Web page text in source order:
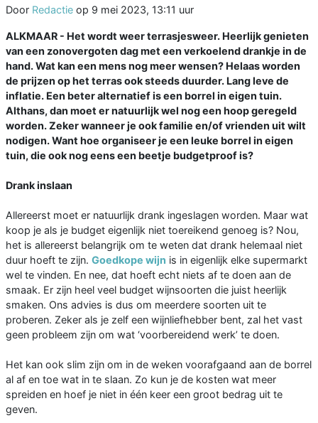
Door Redactie op 9 mei 2023, 13:11 uur
ALKMAAR - Het wordt weer terrasjesweer. Heerlijk genieten
van een zonovergoten dag met een verkoelend drankje in de
hand. Wat kan een mens nog meer wensen? Helaas worden
de prijzen op het terras ook steeds duurder. Lang leve de
inflatie. Een beter alternatief is een borrel in eigen tuin.
Althans, dan moet er natuurlijk wel nog een hoop geregeld
worden. Zeker wanneer je ook familie en/of vrienden uit wilt
nodigen. Want hoe organiseer je een leuke borrel in eigen
tuin, die ook nog eens een beetje budgetproof is?
Drank inslaan
Allereerst moet er natuurlijk drank ingeslagen worden. Maar wat
koop je als je budget eigenlijk niet toereikend genoeg is? Nou,
het is allereerst belangrijk om te weten dat drank helemaal niet
duur hoeft te zijn. Goedkope wijn is in eigenlijk elke supermarkt
wel te vinden. En nee, dat hoeft echt niets af te doen aan de
smaak. Er zijn heel veel budget wijnsoorten die juist heerlijk
smaken. Ons advies is dus om meerdere soorten uit te
proberen. Zeker als je zelf een wijnliefhebber bent, zal het vast
geen probleem zijn om wat ‘voorbereidend werk’ te doen.
Het kan ook slim zijn om in de weken voorafgaand aan de borrel
al af en toe wat in te slaan. Zo kun je de kosten wat meer
spreiden en hoef je niet in één keer een groot bedrag uit te
geven.